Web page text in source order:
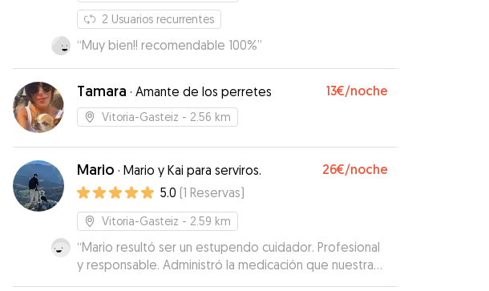
2 Usuarios recurrentes
“Muy bien!! recomendable 100%”
Tamara · Amante de los perretes 13€/noche
Vitoria-Gasteiz - 2.56 km
Mario · Mario y Kai para serviros. 26€/noche
5.0 (1 Reservas)
Vitoria-Gasteiz - 2.59 km
“Mario resultó ser un estupendo cuidador. Profesional
y responsable. Administró la medicación que nuestra
border collie necesita y cuidó de su bienestar en todo